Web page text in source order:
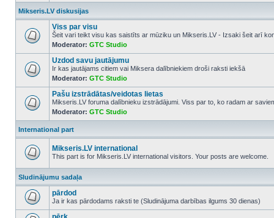
unread
posts
Mikseris.LV diskusijas
No
unread
posts
Viss par visu
Šeit vari teikt visu kas saistīts ar mūziku un Mikseris.LV - Izsaki šeit arī
Moderator: GTC Studio
No
unread
posts
Uzdod savu jautājumu
Ir kas jautājams citiem vai Miksera dalībniekiem droši raksti iekšā
Moderator: GTC Studio
No
unread
posts
Pašu izstrādātas/veidotas lietas
Mikseris.LV foruma dalībnieku izstrādājumi. Viss par to, ko radam ar
Moderator: GTC Studio
International part
unread
posts
Mikseris.LV international
This part is for Mikseris.LV international visitors. Your posts are welcome.
Sludinājumu sadaļa
unread
pārdod
Ja ir kas pārdodams raksti te (Sludinājuma darbības ilgums 30 dienas)